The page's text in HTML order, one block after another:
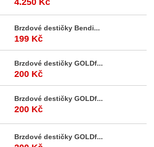
4.250 Kč
Brzdové destičky Bendi...
199 Kč
Brzdové destičky GOLDf...
200 Kč
Brzdové destičky GOLDf...
200 Kč
Brzdové destičky GOLDf...